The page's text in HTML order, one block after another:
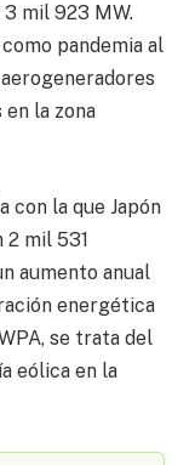
mil 923 MW.
pandemia al
la zona
con la que Japón
mil 531
aumento anual
energética
se trata del
eólica en la